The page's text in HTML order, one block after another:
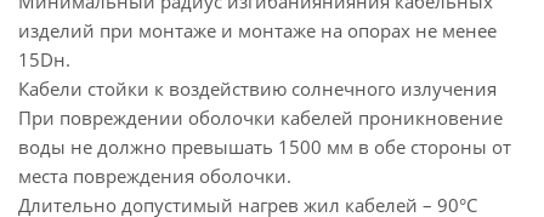
изделий при монтаже и монтаже на опорах не менее
15Dн.
Кабели стойки к воздействию солнечного излучения
При повреждении оболочки кабелей проникновение
воды не должно превышать 1500 мм в обе стороны от
места повреждения оболочки.
Длительно допустимый нагрев жил кабелей – 90°С